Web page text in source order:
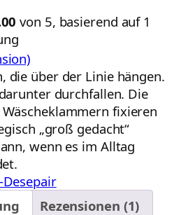
von 5, basierend auf 1
die über der Linie hängen.
durchfallen. Die
Wäscheklammern fixieren
„groß gedacht“
wenn es im Alltag
Desepair
Rezensionen (1)